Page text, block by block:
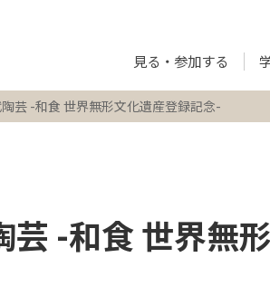
見る・参加する
芸 -和食 世界無形文化遺産登録記念-
芸 -和食 世界無